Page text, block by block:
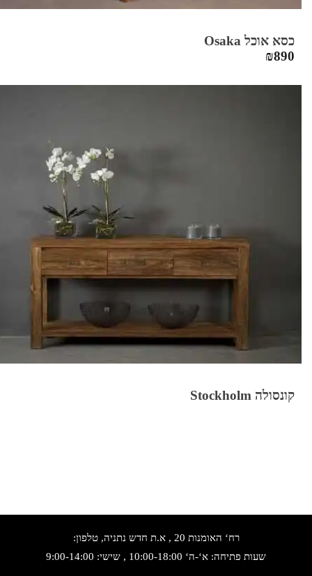
כסא אוכל Osaka
₪890
קונסולה Stockholm
רח‘ האומנות 20 , א.ת חדש נתניה, טלפון:
שעות פתיחה: א‘-ה‘ 10:00-18:00 , שישי: 9:00-14:00